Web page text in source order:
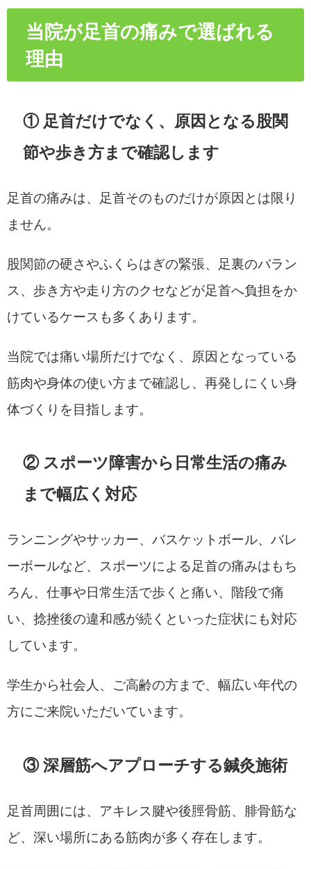
当院が足首の痛みで選ばれる
理由
① 足首だけでなく、原因となる股関
節や歩き方まで確認します
足首の痛みは、足首そのものだけが原因とは限り
ません。
股関節の硬さやふくらはぎの緊張、足裏のバラン
ス、歩き方や走り方のクセなどが足首へ負担をか
けているケースも多くあります。
当院では痛い場所だけでなく、原因となっている
筋肉や身体の使い方まで確認し、再発しにくい身
体づくりを目指します。
② スポーツ障害から日常生活の痛み
まで幅広く対応
ランニングやサッカー、バスケットボール、バレ
ーボールなど、スポーツによる足首の痛みはもち
ろん、仕事や日常生活で歩くと痛い、階段で痛
い、捻挫後の違和感が続くといった症状にも対応
しています。
学生から社会人、ご高齢の方まで、幅広い年代の
方にご来院いただいています。
③ 深層筋へアプローチする鍼灸施術
足首周囲には、アキレス腱や後脛骨筋、腓骨筋な
ど、深い場所にある筋肉が多く存在します。